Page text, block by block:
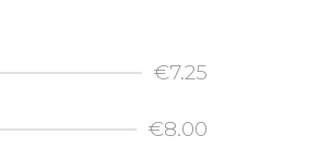
€7.25
€8.00